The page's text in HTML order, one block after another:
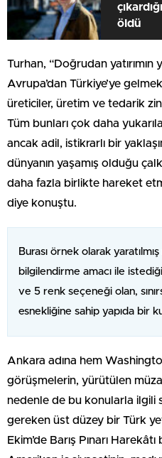
öldü
Turhan, “Doğrudan yatırımın
Avrupa’dan Türkiye’ye
üreticiler, üretim ve tedarik
Tüm bunları çok daha
ancak adil, istikrarlı bir
dünyanın yaşamış olduğu
daha fazla birlikte hareket
diye konuştu.
Burası örnek olarak
bilgilendirme amacı ile
ve 5 renk seçeneği olan,
esnekliğine sahip yapıda bir
Ankara adına hem
görüşmelerin, yürütülen
nedenle de bu konularla ilgili
gereken üst düzey bir Türk
Ekim’de Barış Pınarı